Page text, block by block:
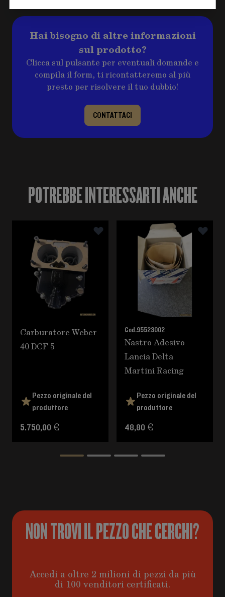
Hai bisogno di altre informazioni
sul prodotto?
Clicca sul pulsante per eventuali domande e
compila il form, ti ricontatteremo al più
presto per risolvere il tuo dubbio!
CONTATTACI
POTREBBE INTERESSARTI ANCHE
È possibile navigare tra gli elementi del carosello
Premere per saltare il carosello
Carburatore Weber
40 DCF 5
Pezzo originale del
produttore
5.750,00 €
Cod.95523002
Nastro Adesivo
Lancia Delta
Martini Racing
Pezzo originale del
produttore
48,80 €
NON TROVI IL PEZZO CHE CERCHI?
Accedi a oltre 2 milioni di pezzi da più
di 100 venditori certificati.